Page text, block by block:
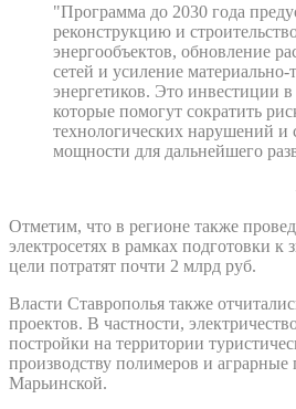
"Программа до 2030 года
реконструкцию и
энергообъектов, обновление
сетей и усиление материально-
энергетиков. Это инвестиции в
которые помогут сократить
технологических нарушений и
мощности для дальнейшего
Отметим, что в регионе также
электросетях в рамках подготовки к
цели потратят почти 2 млрд руб.
Власти Ставрополья также
проектов. В частности,
постройки на территории
производству полимеров и аграрные
Марьинской.